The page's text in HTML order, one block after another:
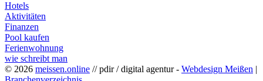
Hotels
Aktivitäten
Finanzen
Pool kaufen
Ferienwohnung
wie schreibt man
© 2026 meissen.online // pdir / digital agentur - Webdesign Meißen |